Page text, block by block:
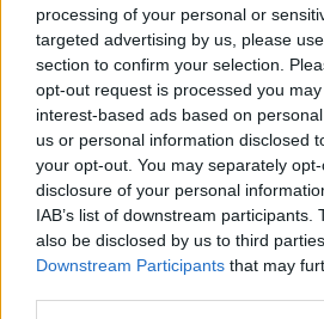
processing of your personal or
targeted advertising by us, please
section to confirm your selection.
opt-out request is processed you
interest-based ads based on
us or personal information disclosed
your opt-out. You may separately
disclosure of your personal
IAB’s list of downstream participants.
also be disclosed by us to third
Downstream Participants that may
Athletic.
Posible alineación Barcelona
Alineación:Ter Stegen – Mingueza
(Umtiti), Jordi Alba – Pjanic, De
Messi, Dembélé.
Estos jugadores son baja:Piqué
Fati (lesión de rodilla), Coutinho
Busquets (sancionado).